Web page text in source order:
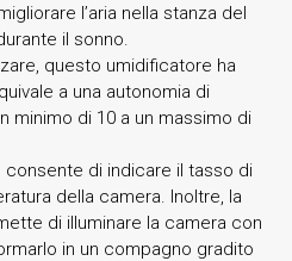
l’aria nella stanza del
il sonno.
questo umidificatore ha
a una autonomia di
minimo di 10 a un massimo di
di indicare il tasso di
della camera. Inoltre, la
di illuminare la camera con
in un compagno gradito